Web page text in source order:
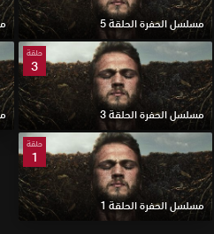
مسلسل الحفرة الحلقة 5
حلقة
3
مسلسل الحفرة الحلقة 3
حلقة
1
مسلسل الحفرة الحلقة 1